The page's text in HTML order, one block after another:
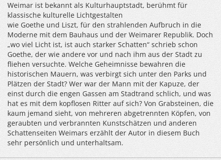
Weimar ist bekannt als Kulturhauptstadt, berühmt für
klassische kulturelle Lichtgestalten
wie Goethe und Liszt, für den strahlenden Aufbruch in die
Moderne mit dem Bauhaus und der Weimarer Republik. Doch
„wo viel Licht ist, ist auch starker Schatten“ schrieb schon
Goethe, der wie andere vor und nach ihm aus der Stadt zu
fliehen versuchte. Welche Geheimnisse bewahren die
historischen Mauern, was verbirgt sich unter den Parks und
Plätzen der Stadt? Wer war der Mann mit der Kapuze, der
einst durch die engen Gassen am Stadtrand schlich, und was
hat es mit dem kopflosen Ritter auf sich? Von Grabsteinen, die
kaum jemand sieht, von mehreren abgetrennten Köpfen, von
geraubten und verbrannten Kunstschätzen und anderen
Schattenseiten Weimars erzählt der Autor in diesem Buch
sehr persönlich und unterhaltsam.